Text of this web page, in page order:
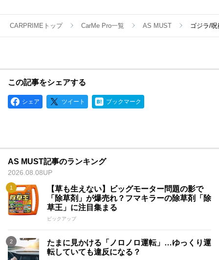
CARPRIMEトップ CarMe Pro一覧 AS MUST ゴジラ/
この記事をシェアする
シェア ツイート ブックマーク
AS MUST記事のランキング
2026.08.08UP
【草も生えない】ビッグモーター問題の影で
「除草剤」が爆売れ？フマキラーの除草剤「除
草王」に注目集まる
ピックアップ
たまに見かける「ノロノロ運転」…ゆっくり運
転していても違反になる？